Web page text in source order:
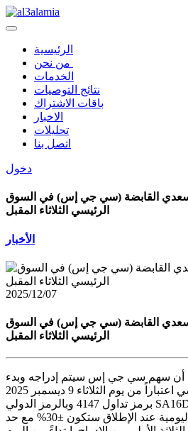
الرئيسية
الخدمات
نتائج التوصيات
باقات الاشتراك
الاخبار
تحليلات
اتصل بنا
دخول
سعدي القابضة (سي جي إس) في السوق
الرئيسي الثلاثاء المقبل
الأخبار
2025/12/07
سعدي القابضة (سي جي إس) في السوق
الرئيسي الثلاثاء المقبل
أن سهم سي جي إس سيتم إدراجه وبدء
تداوله في السوق الرئيسي اعتباراً من يوم الثلاثاء 9 ديسمبر 2025
برمز تداول 4147 وبالرمز الدولي SA16DG520PH3. ولفتت إلى
أن حدود التذبذب السعرية اليومية عند الإطلاق ستكون ±30% مع حد